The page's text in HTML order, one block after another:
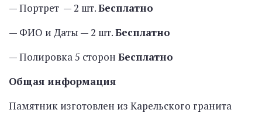
— Портрет — 2 шт.Бесплатно
— ФИО и Даты — 2 шт.Бесплатно
— Полировка 5 сторон Бесплатно
Общая информация
Памятник изготовлен из Карельского гранита